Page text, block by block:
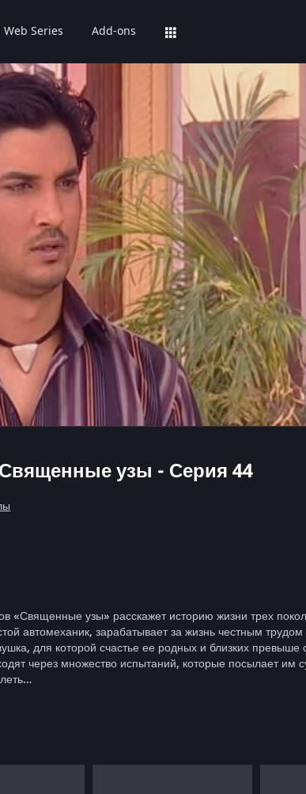
Web Series Add-ons
Священные узы - Серия 44
«Священные узы» расскажет историю жизни трех
автомеханик, зарабатывает за жизнь честным трудом
для которой счастье ее родных и близких превыше
через множество испытаний, которые посылает им